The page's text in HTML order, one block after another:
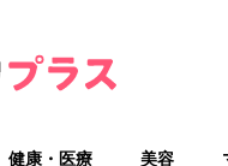
健康・医療 美容